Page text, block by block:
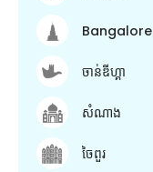
Bangalore
ចាន់ឌីហ្គា
សំណាង
ចៃពួរ